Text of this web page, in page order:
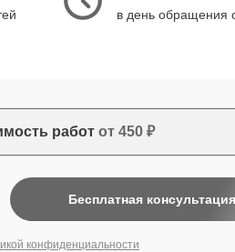
в день обращения
работ от 450 ₽
Бесплатная консультация
конфиденциальности